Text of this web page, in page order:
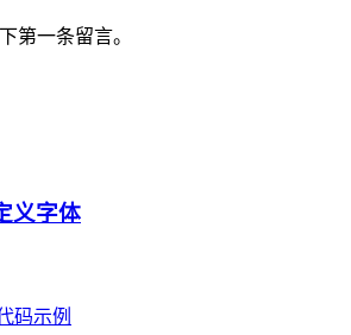
第一条留言。
义字体
码示例